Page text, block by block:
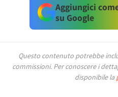
Aggiungici
su Google
Questo contenuto potrebbe
commissioni. Per conoscere i
disponibile la